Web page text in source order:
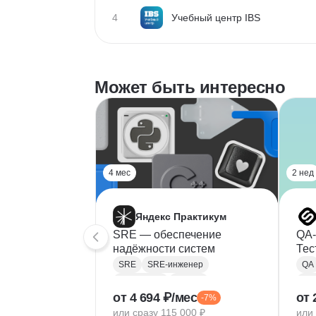
4 Учебный центр IBS
Может быть интересно
4 мес
Яндекс Практикум
SRE — обеспечение
надёжности систем
SRE
SRE-инженер
Мониторинг
от 4 694 ₽/мес -7%
или сразу 115 000 ₽
2 нед
QA
от
или